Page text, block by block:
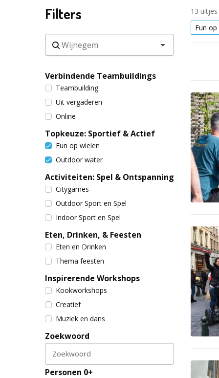
Filters
Verbindende Teambuildings
Teambuilding
Uit vergaderen
Online
Topkeuze: Sportief & Actief
Fun op wielen
Outdoor water
Activiteiten: Spel & Ontspanning
Citygames
Outdoor Sport en Spel
Indoor Sport en Spel
Eten, Drinken, & Feesten
Eten en Drinken
Thema feesten
Inspirerende Workshops
Kookworkshops
Creatief
Muziek en dans
Zoekwoord
Zoekwoord
Personen 0+
13
Fun op